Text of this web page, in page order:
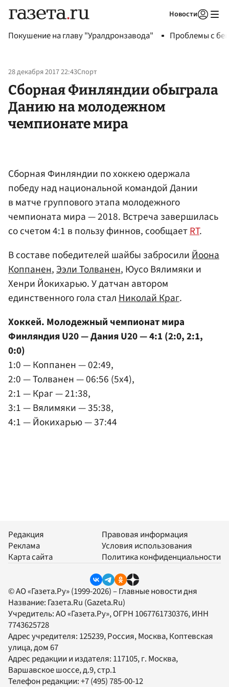
Новости
Покушение на главу "Уралдронзавода" Проблемы с
28 декабря 2017 22:43Спорт
Сборная Финляндии обыграла
Данию на молодежном
чемпионате мира
Сборная Финляндии по хоккею одержала
победу над национальной командой Дании
в матче группового этапа молодежного
чемпионата мира — 2018. Встреча завершилась
со счетом 4:1 в пользу финнов, сообщаетRT.
В составе победителей шайбы забросилиЙоона
Коппанен,Ээли Толванен, Юусо Вялимяки и
Хенри Йокихарью. У датчан автором
единственного гола сталНиколай Краг.
Хоккей. Молодежный чемпионат мира
Финляндия U20 — Дания U20 — 4:1 (2:0, 2:1,
0:0)
1:0 — Коппанен — 02:49,
2:0 — Толванен — 06:56 (5х4),
2:1 — Краг — 21:38,
3:1 — Вялимяки — 35:38,
4:1 — Йокихарью — 37:44
Редакция
Реклама
Карта сайта
Правовая информация
Условия использования
Политика конфиденциальности
© АО «Газета.Ру» (1999-2026) – Главные новости дня
Название: Газета.Ru (Gazeta.Ru)
Учредитель:АО «Газета.Ру», ОГРН 1067761730376, ИНН
7743625728
Адрес учредителя: 125239, Россия, Москва, Коптевская
улица, дом 67
Адрес редакции и издателя: 117105, г. Москва,
Варшавское шоссе, д.9, стр.1
Телефон редакции:+7 (495) 785-00-12